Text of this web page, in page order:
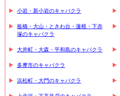
小岩・新小岩のキャバクラ
板橋・大山・ときわ台・蓮根・下赤
塚のキャバクラ
大井町・大森・平和島のキャバクラ
多摩市のキャバクラ
浜松町・大門のキャバクラ